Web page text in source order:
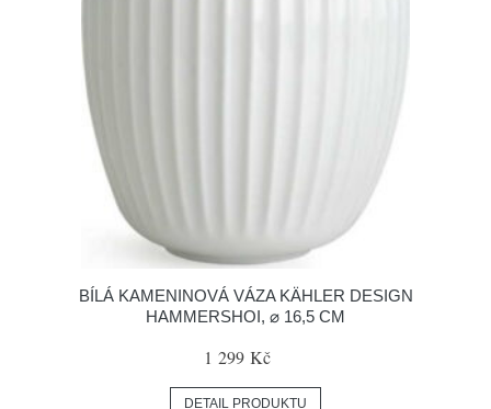
BÍLÁ KAMENINOVÁ VÁZA KÄHLER DESIGN
HAMMERSHOI, ⌀ 16,5 CM
1 299 Kč
DETAIL PRODUKTU